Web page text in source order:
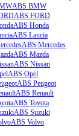
ABS BMW
ABS FORD
ABS Honda
ABS Lancia
ABS Mercedes
ABS Mazda
ABS Nissan
ABS Opel
ABS Peugeot
ABS Renault
ABS Toyota
ABS Suzuki
ABS Volvo